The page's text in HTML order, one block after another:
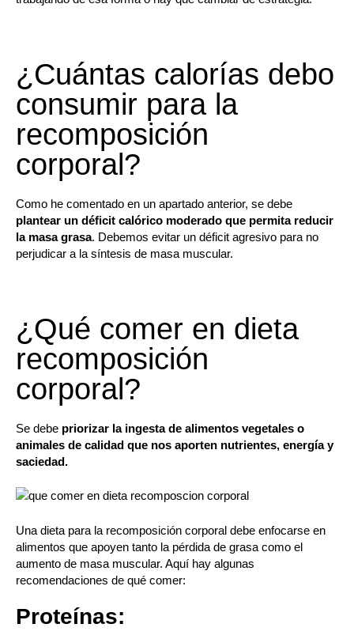
¿Cuántas calorías debo
consumir para la
recomposición
corporal?
Como he comentado en un apartado anterior, se debe
plantear un déficit calórico moderado que permita reducir
la masa grasa. Debemos evitar un déficit agresivo para no
perjudicar a la síntesis de masa muscular.
¿Qué comer en dieta
recomposición
corporal?
Se debe priorizar la ingesta de alimentos vegetales o
animales de calidad que nos aporten nutrientes, energía y
saciedad.
Una dieta para la recomposición corporal debe enfocarse en
alimentos que apoyen tanto la pérdida de grasa como el
aumento de masa muscular. Aquí hay algunas
recomendaciones de qué comer:
Proteínas: